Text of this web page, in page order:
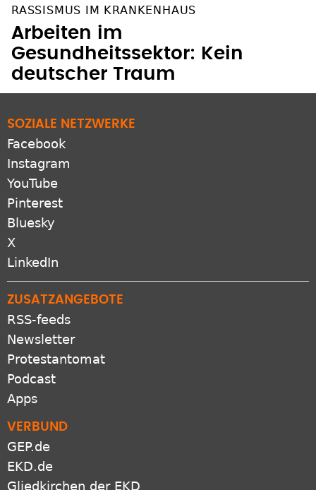
Arbeiten im
Gesundheitssektor: Kein
deutscher Traum
Facebook
Instagram
YouTube
Pinterest
Bluesky
X
LinkedIn
RSS-feeds
Newsletter
Protestantomat
Podcast
Apps
GEP.de
EKD.de
Gliedkirchen der EKD